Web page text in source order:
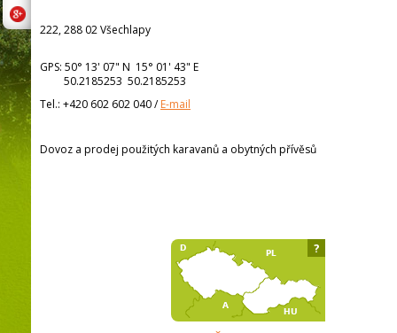
222, 288 02 Všechlapy
GPS: 50° 13' 07" N 15° 01' 43" E
50.2185253 50.2185253
Tel.: +420 602 602 040/E-mail
Dovoz a prodej použitých karavanů a obytných přívěsů
?